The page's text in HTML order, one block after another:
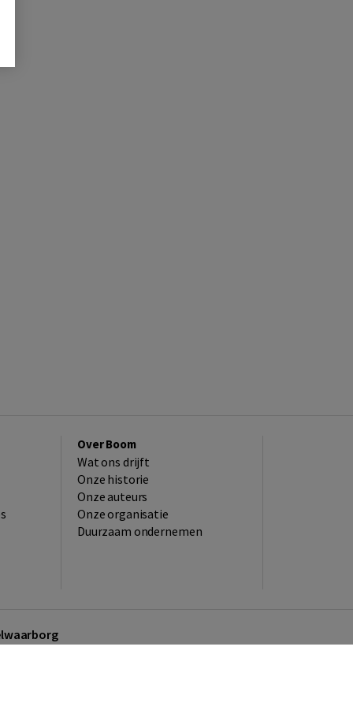
Over Boom
Wat ons drijft
Onze historie
Onze auteurs
Onze organisatie
Duurzaam ondernemen